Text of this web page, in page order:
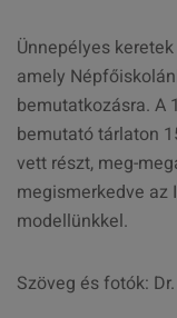
Ünnepélyes
amely
bemutatkozásra. A
bemutató tárlaton
vett részt, meg-
megismerkedve az
modellünkkel.
Szöveg és fotók: